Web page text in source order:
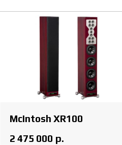
McIntosh XR100
2 475 000 р.